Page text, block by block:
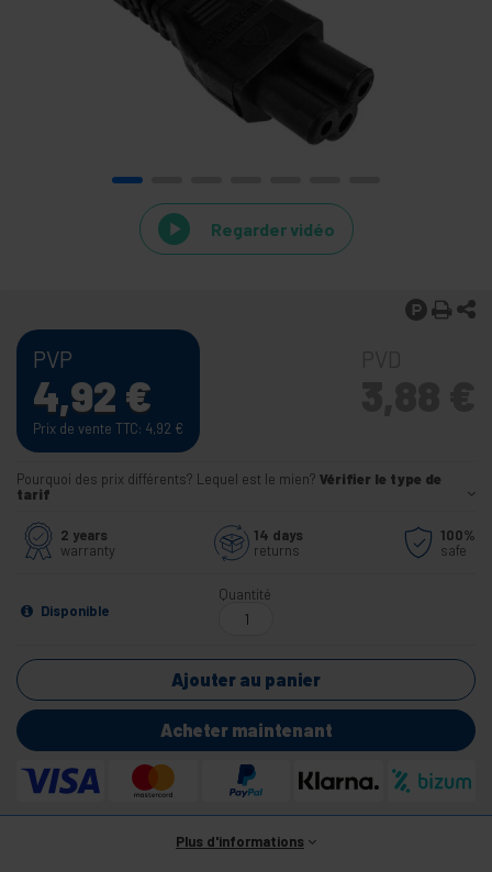
Regarder vidéo
PVP
4,92 €
Prix de vente TTC: 4,92 €
Pourquoi des prix différents? Lequel est le mien? Vérifier le type de
tarif
2 years
warranty
14 days
returns
100%
safe
Disponible
Quantité
Ajouter au panier
Acheter maintenant
Plus d'informations